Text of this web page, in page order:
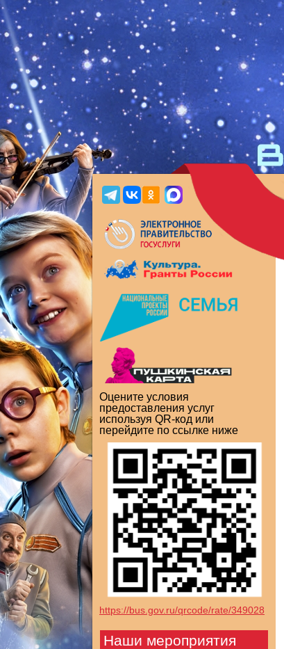
Оцените условия
предоставления услуг
используя QR-код или
перейдите по ссылке ниже
https://bus.gov.ru/qrcode/rate/349028
Наши мероприятия